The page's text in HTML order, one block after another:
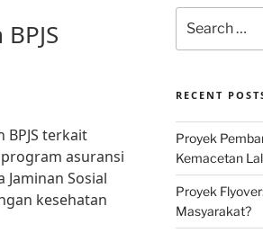
terkait
program asuransi
Sosial
kesehatan
for:
RECENT
Proyek
Kemacetan
Proyek
Masyarakat?